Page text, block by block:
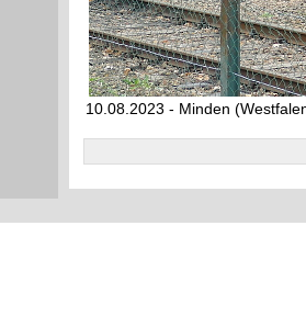
10.08.2023 - Minden